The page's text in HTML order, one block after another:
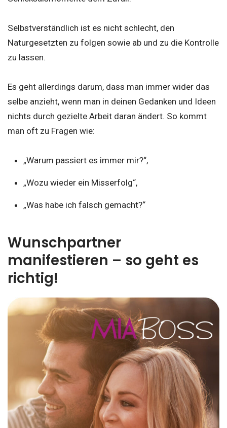
Selbstverständlich ist es nicht schlecht, den
Naturgesetzten zu folgen sowie ab und zu die Kontrolle
zu lassen.
Es geht allerdings darum, dass man immer wider das
selbe anzieht, wenn man in deinen Gedanken und Ideen
nichts durch gezielte Arbeit daran ändert. So kommt
man oft zu Fragen wie:
„Warum passiert es immer mir?“,
„Wozu wieder ein Misserfolg“,
„Was habe ich falsch gemacht?“
Wunschpartner
manifestieren – so geht es
richtig!